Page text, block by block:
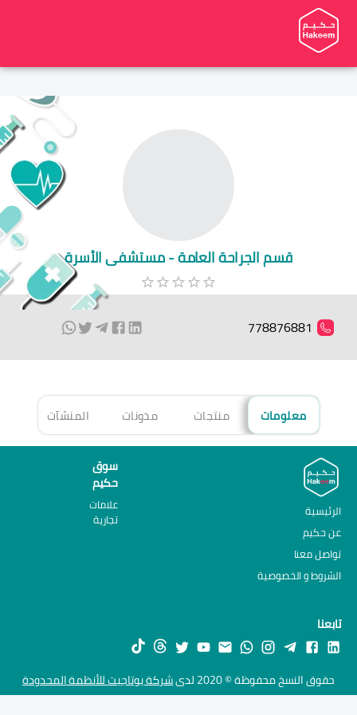
قسم الجراحة العامة - مستشفى الأسرة
778876881
معلومات منتجات مدونات المنشآت
الرئيسية
عن حكيم
تواصل معنا
الشروط و الخصوصية
سوق
حكيم
علامات
تجارية
تابعنا
حقوق النسخ محفوظة © 2020 لدى شركة يوتاجيت للأنظمة المحدودة